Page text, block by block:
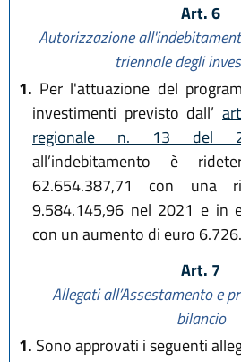
Art. 6
Autorizzazione
triennale degli
1. Per l'attuazione del
investimenti previsto dall’
regionale n. 13 del
all’indebitamento è
62.654.387,71 con una
9.584.145,96 nel 2021 e in
con un aumento di euro
Art. 7
Allegati all’Assestamento e
bilancio
1. Sono approvati i seguenti